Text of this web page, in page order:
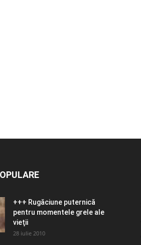
+++ Rugăciune puternică
pentru momentele grele ale
vieţii
28 iulie 2010